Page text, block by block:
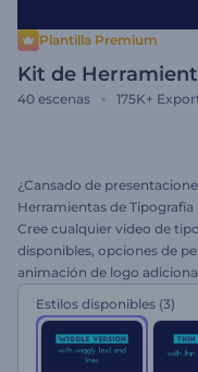
Plantilla Premium
Kit de
40 escenas 175K+
¿Cansado de
Herramientas de
Cree cualquier video de
disponibles, opciones de
animación de logo
mensajes promocionales y
hoy y sorprenda a su
Estilos disponibles (3)